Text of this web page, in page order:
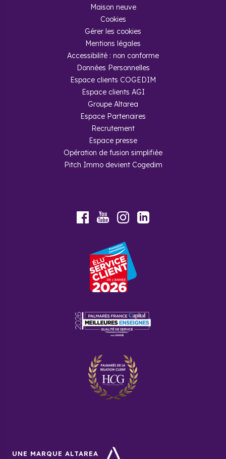
Maison neuve
Cookies
Gérer les cookies
Mentions légales
Accessibilité : non conforme
Données Personnelles
Espace clients COGEDIM
Espace clients AGI
Groupe Altarea
Espace Partenaires
Recrutement
Espace presse
Opération de fusion simplifiée
Pitch Immo devient Cogedim
FacebookYoutubeInstagram
UNE MARQUE ALTAREA